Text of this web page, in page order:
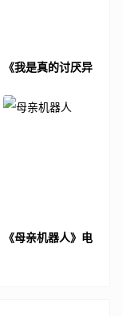
《我是真的讨厌异
案
《母亲机器人》电